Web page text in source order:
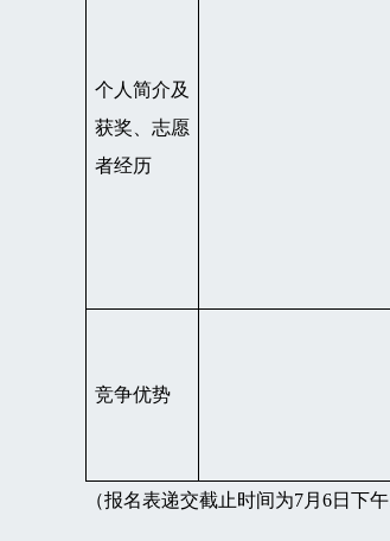
个人简介及
获奖、志愿
者经历
竞争优势
（报名表递交截止时间为7月6日下午